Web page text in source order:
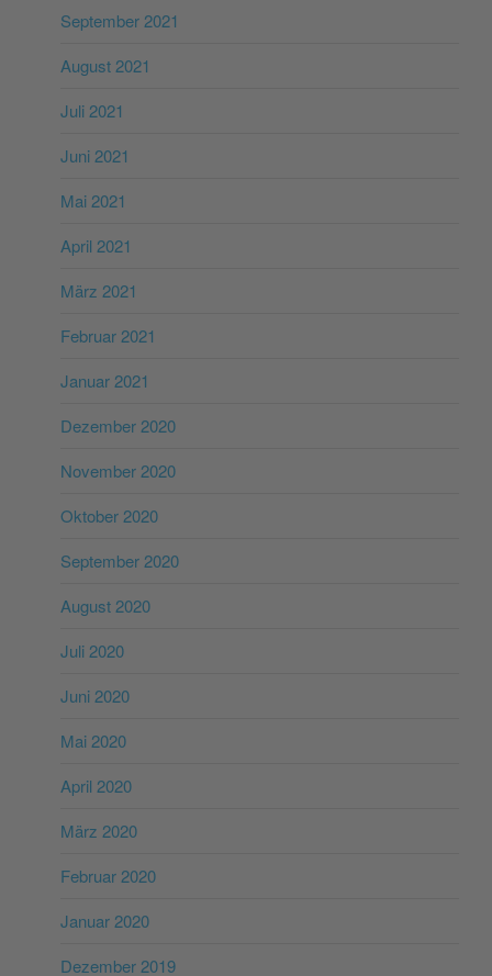
September 2021
August 2021
Juli 2021
Juni 2021
Mai 2021
April 2021
März 2021
Februar 2021
Januar 2021
Dezember 2020
November 2020
Oktober 2020
September 2020
August 2020
Juli 2020
Juni 2020
Mai 2020
April 2020
März 2020
Februar 2020
Januar 2020
Dezember 2019